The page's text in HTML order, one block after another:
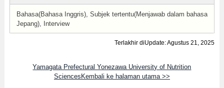
Bahasa(Bahasa Inggris), Subjek tertentu(Menjawab dalam bahasa
Jepang), Interview
Terlakhir diUpdate: Agustus 21, 2025
Yamagata Prefectural Yonezawa University of Nutrition
SciencesKembali ke halaman utama >>